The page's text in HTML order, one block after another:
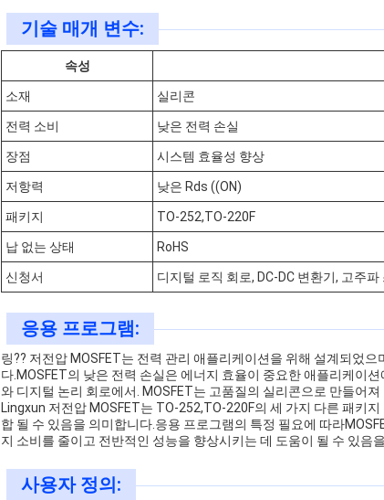
기술 매개 변수:
속성
소재 실리콘
전력 소비 낮은 전력 손실
장점 시스템 효율성 향상
저항력 낮은 Rds ((ON)
패키지 TO-252,TO-220F
납 없는 상태 RoHS
신청서 디지털 로직 회로, DC-DC 변환기, 고주파
응용 프로그램:
링?? 저전압 MOSFET는 전력 관리 애플리케이션을 위해 설계되었
다.MOSFET의 낮은 전력 손실은 에너지 효율이 중요한 애플리케이
와 디지털 논리 회로에서. MOSFET는 고품질의 실리콘으로 만들어
Lingxun 저전압 MOSFET는 TO-252,TO-220F의 세 가지 다른 패키
합 될 수 있음을 의미합니다.응용 프로그램의 특정 필요에 따라
지 소비를 줄이고 전반적인 성능을 향상시키는 데 도움이 될 수 있음
사용자 정의: